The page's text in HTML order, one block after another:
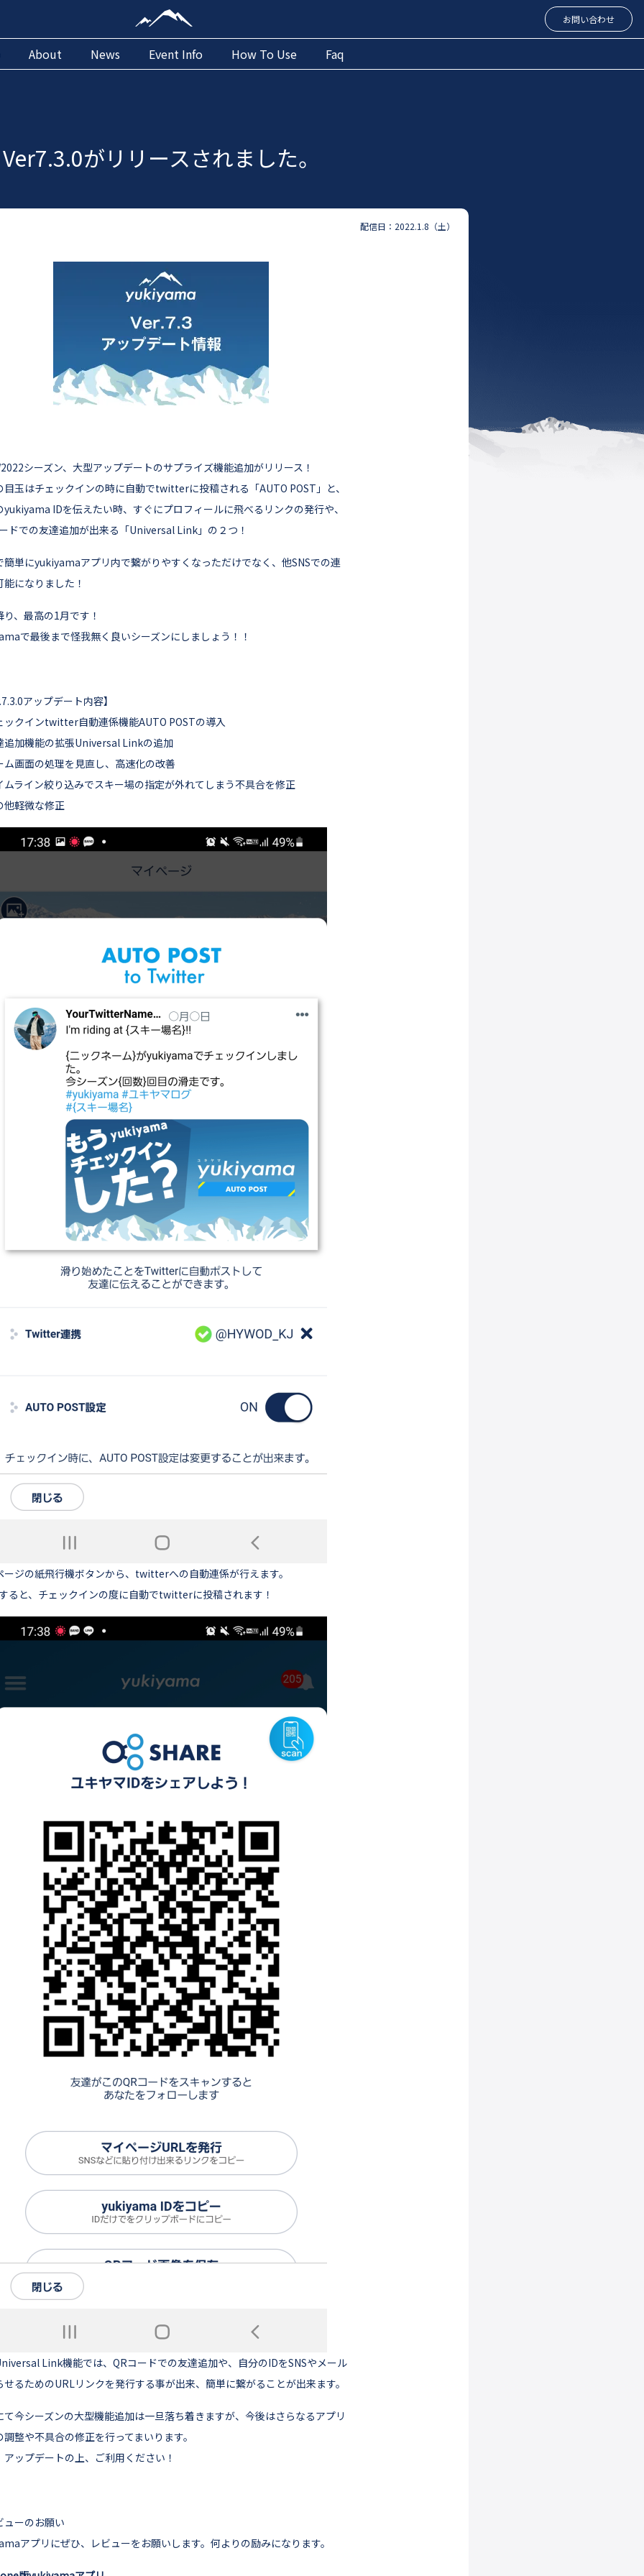
お問い合わせ
About News Event Info How To Use Faq
Ver7.3.0がリリースされました。
配信日：2022.1.8（土）
シーズン、大型アップデートのサプライズ機能追加がリリース！
目玉はチェックインの時に自動でtwitterに投稿される「AUTO POST」と、
yukiyama IDを伝えたい時、すぐにプロフィールに飛べるリンクの発行や、
ドでの友達追加が出来る「Universal Link」の２つ！
簡単にyukiyamaアプリ内で繋がりやすくなっただけでなく、他SNSでの連
能になりました！
り、最高の1月です！
で最後まで怪我無く良いシーズンにしましょう！！
アップデート内容】
クインtwitter自動連係機能AUTO POSTの導入
加機能の拡張Universal Linkの追加
画面の処理を見直し、高速化の改善
ライン絞り込みでスキー場の指定が外れてしまう不具合を修正
軽微な修正
ージの紙飛行機ボタンから、twitterへの自動連係が行えます。
ると、チェックインの度に自動でtwitterに投稿されます！
Link機能では、QRコードでの友達追加や、自分のIDをSNSやメール
せるためのURLリンクを発行する事が出来、簡単に繋がることが出来ます。
て今シーズンの大型機能追加は一旦落ち着きますが、今後はさらなるアプリ
調整や不具合の修正を行ってまいります。
アップデートの上、ご利用ください！
ーのお願い
アプリにぜひ、レビューをお願いします。何よりの励みになります。